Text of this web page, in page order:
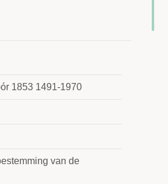
1853 1491-1970
van de